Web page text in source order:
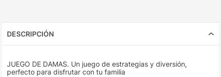
DESCRIPCIÓN
JUEGO DE DAMAS. Un juego de estrategias y diversión,
perfecto para disfrutar con tu familia